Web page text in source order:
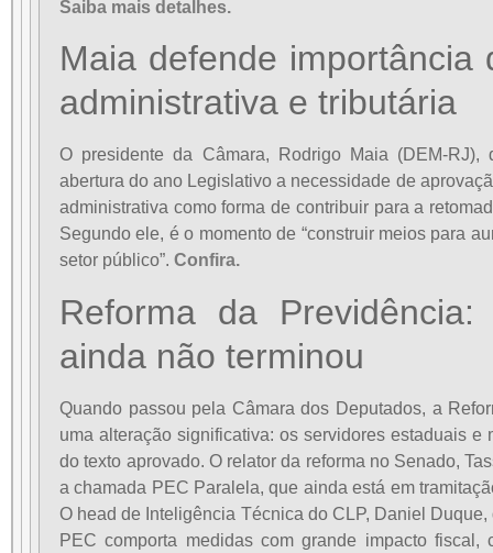
Saiba mais detalhes.
Maia defende importância
administrativa e tributária
O presidente da Câmara, Rodrigo Maia (DEM-RJ),
abertura do ano Legislativo a necessidade de
administrativa como forma de contribuir para a
Segundo ele, é o momento de “construir meios para
setor público”. Confira.
Reforma da
ainda não terminou
Quando passou pela Câmara dos Deputados, a
uma alteração significativa: os servidores estaduais e
do texto aprovado. O relator da reforma no Senado,
a chamada PEC Paralela, que ainda está em
O head de Inteligência Técnica do CLP, Daniel
PEC comporta medidas com grande impacto fiscal,